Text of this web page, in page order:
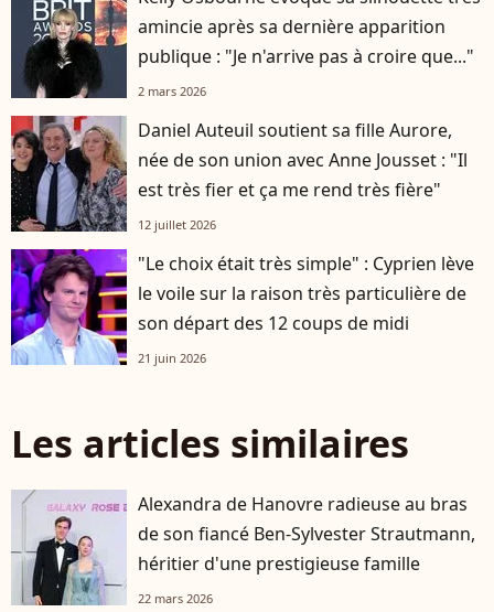
amincie après sa dernière apparition
publique : "Je n'arrive pas à croire que..."
2 mars 2026
Daniel Auteuil soutient sa fille Aurore,
née de son union avec Anne Jousset : "Il
est très fier et ça me rend très fière"
12 juillet 2026
"Le choix était très simple" : Cyprien lève
le voile sur la raison très particulière de
son départ des 12 coups de midi
21 juin 2026
Les articles similaires
Alexandra de Hanovre radieuse au bras
de son fiancé Ben-Sylvester Strautmann,
héritier d'une prestigieuse famille
22 mars 2026